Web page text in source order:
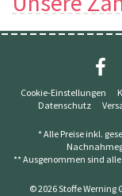
Cookie-Einstellungen
Datenschutz
* Alle Preise inkl.
** Ausgenommen sind
© 2026 Stoffe Werning